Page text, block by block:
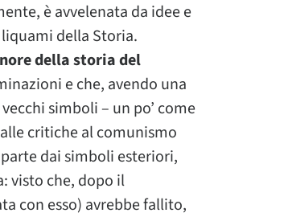
è avvelenata da idee e
della Storia.
della storia del
e che, avendo una
simboli – un po’ come
critiche al comunismo
dai simboli esteriori,
visto che, dopo il
con esso) avrebbe fallito,